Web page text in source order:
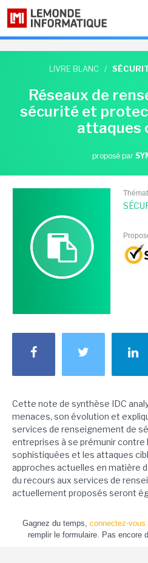
LIVRE BLANC /
Réseaux de
sécurité et
attaques
proposé par
Cette note de synthèse IDC
menaces, son évolution et
services de renseignement de
entreprises à se prémunir
sophistiquées et les attaques
approches actuelles en matière
du recours aux services de
actuellement proposés seront
Gagnez du temps, connectez-vous
remplir le formulaire. Pas encore